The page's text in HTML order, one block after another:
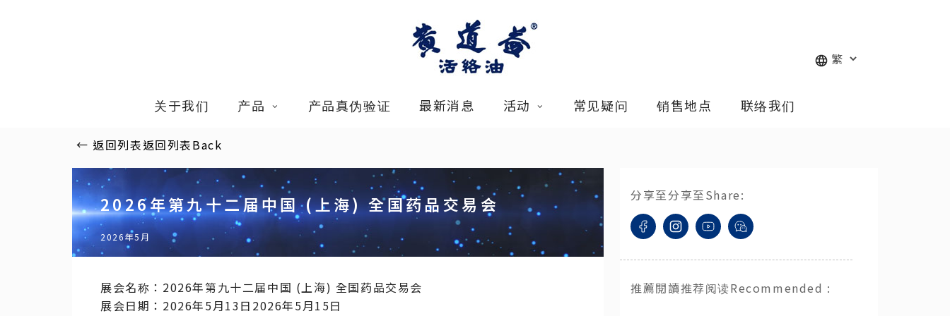
关于我们 产品 产品真伪验证 最新消息 活动 常见疑问 销售地点 联络我们
← 返回列表返回列表Back
2026年第九十二届中国 (上海) 全国药品交易会
2026年5月
展会名称：2026年第九十二届中国 (上海) 全国药品交易会
展会日期：2026年5月13日2026年5月15日
分享至分享至Share:
推薦閱讀推荐阅读Recommended :